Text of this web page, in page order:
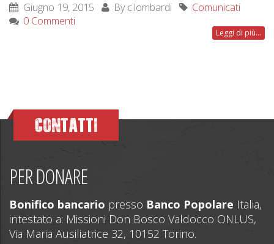
Giugno 19, 2015 Byc.lombardi
Comunicati
0 Commenti
Leggi di più...
CONTATTI
PER DONARE
Bonifico bancario presso Banco Popolare Italia,
intestato a: Missioni Don Bosco Valdocco ONLUS,
Via Maria Ausiliatrice 32, 10152 Torino.